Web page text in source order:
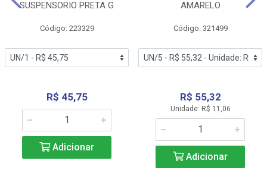
SUSPENSORIO PRETA G
Código: 223329
R$ 45,75
Adicionar
AMARELO
Código: 321499
R$ 55,32
Unidade: R$ 11,06
Adicionar